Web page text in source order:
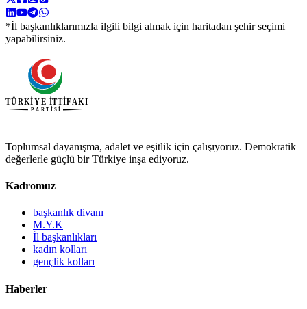
*İl başkanlıklarımızla ilgili bilgi almak için haritadan şehir seçimi
yapabilirsiniz.
Toplumsal dayanışma, adalet ve eşitlik için çalışıyoruz. Demokratik
değerlerle güçlü bir Türkiye inşa ediyoruz.
Kadromuz
başkanlık divanı
M.Y.K
İl başkanlıkları
kadın kolları
gençlik kolları
Haberler